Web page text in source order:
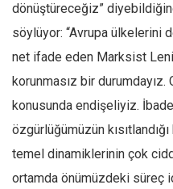
dönüştüreceğiz”
söylüyor: “Avrupa ülkelerini
net ifade eden Marksist
korunmasız bir
konusunda endişeliyiz.
özgürlüğümüzün
temel dinamiklerinin çok
ortamda önümüzdeki süreç